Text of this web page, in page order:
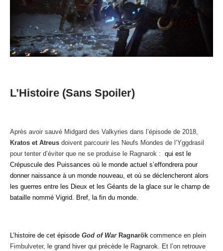
L’Histoire (sans Spoiler)
Après avoir sauvé Midgard des Valkyries dans l’épisode de 2018,
Kratos et Atreus doivent parcourir les Neufs Mondes de l’Yggdrasil
pour tenter d’éviter que ne se produise le Ragnarok : qui est le
Crépuscule des Puissances où le monde actuel s’effondrera pour
donner naissance à un monde nouveau, et où se déclencheront alors
les guerres entre les Dieux et les Géants de la glace sur le champ de
bataille nommé Vigrid. Bref, la fin du monde.
L’histoire de cet épisode God of War Ragnarök commence en plein
Fimbulveter, le grand hiver qui précède le Ragnarok. Et l’on retrouve